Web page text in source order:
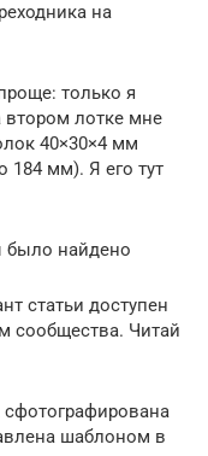
на
только я
лотке мне
40×30×4 мм
184 мм). Я его тут
было найдено
статьи доступен
сообщества. Читай
сфотографирована
шаблоном в